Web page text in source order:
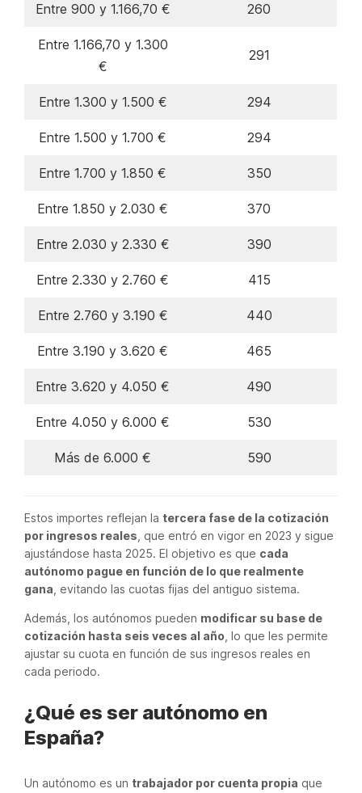
Entre 900 y 1.166,70 € 260
Entre 1.166,70 y 1.300
€
291
Entre 1.300 y 1.500 € 294
Entre 1.500 y 1.700 € 294
Entre 1.700 y 1.850 € 350
Entre 1.850 y 2.030 € 370
Entre 2.030 y 2.330 € 390
Entre 2.330 y 2.760 € 415
Entre 2.760 y 3.190 € 440
Entre 3.190 y 3.620 € 465
Entre 3.620 y 4.050 € 490
Entre 4.050 y 6.000 € 530
Más de 6.000 € 590
Estos importes reflejan la tercera fase de la cotización
por ingresos reales , que entró en vigor en 2023 y sigue
ajustándose hasta 2025. El objetivo es que cada
autónomo pague en función de lo que realmente
gana , evitando las cuotas fijas del antiguo sistema.
Además, los autónomos pueden modificar su base de
cotización hasta seis veces al año , lo que les permite
ajustar su cuota en función de sus ingresos reales en
cada periodo.
¿Qué es ser autónomo en
España?
Un autónomo es un trabajador por cuenta propia que